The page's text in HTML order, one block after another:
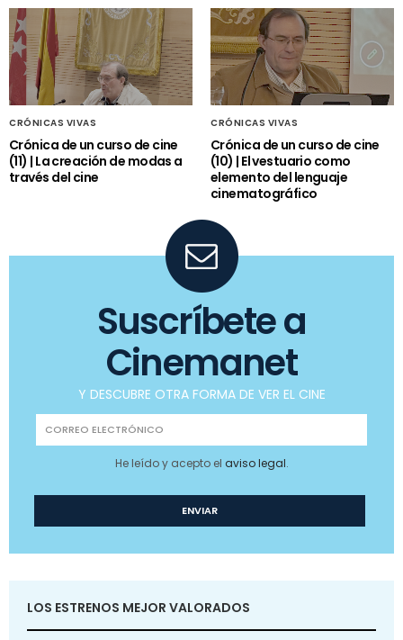
CRÓNICAS VIVAS
Crónica de un curso de cine
(11) | La creación de modas a
través del cine
CRÓNICAS VIVAS
Crónica de un curso de cine
(10) | El vestuario como
elemento del lenguaje
cinematográfico
Suscríbete a
Cinemanet
Y DESCUBRE OTRA FORMA DE VER EL CINE
He leído y acepto el aviso legal.
LOS ESTRENOS MEJOR VALORADOS